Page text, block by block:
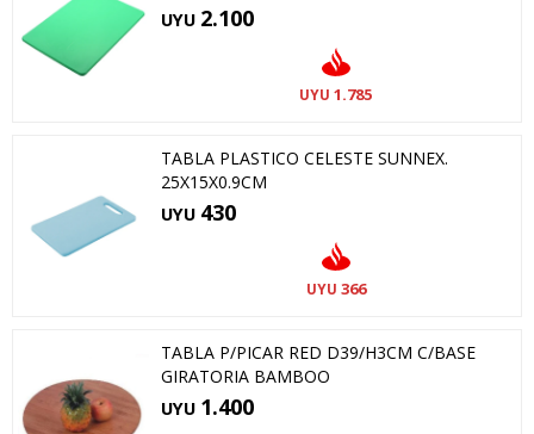
UYU 2.100
UYU 1.785
TABLA PLASTICO CELESTE SUNNEX.
25X15X0.9CM
UYU 430
UYU 366
TABLA P/PICAR RED D39/H3CM C/BASE
GIRATORIA BAMBOO
UYU 1.400